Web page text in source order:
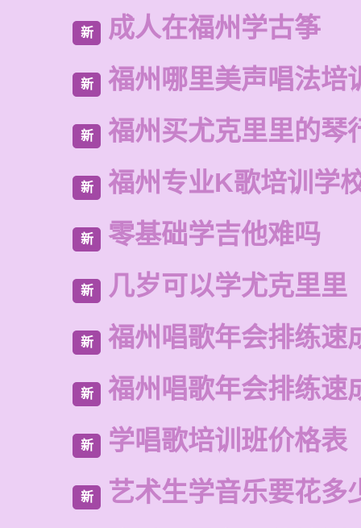
新 成人在福州学古筝
新 福州哪里美声唱法培
新 福州买尤克里里的琴
新 福州专业K歌培训学
新 零基础学吉他难吗
新 几岁可以学尤克里里
新 福州唱歌年会排练速
新 福州唱歌年会排练速
新 学唱歌培训班价格表
新 艺术生学音乐要花多